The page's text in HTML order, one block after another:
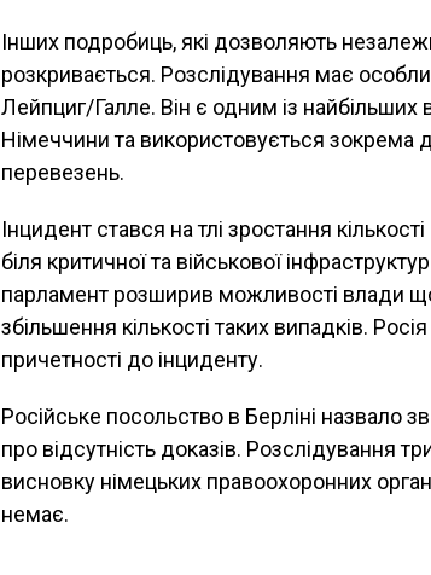
Інших подробиць, які дозволяють
розкривається. Розслідування має
Лейпциг/Галле. Він є одним із найбільших
Німеччини та використовується зокрема
перевезень.
Інцидент стався на тлі зростання
біля критичної та військової
парламент розширив можливості влади
збільшення кількості таких випадків.
причетності до інциденту.
Російське посольство в Берліні назвало
про відсутність доказів. Розслідування
висновку німецьких правоохоронних
немає.